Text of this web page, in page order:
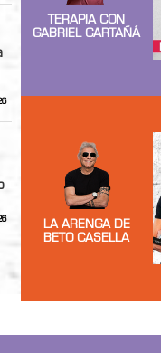
TERAPIA CON
GABRIEL CARTAÑÁ
LA ARENGA DE
BETO CASELLA